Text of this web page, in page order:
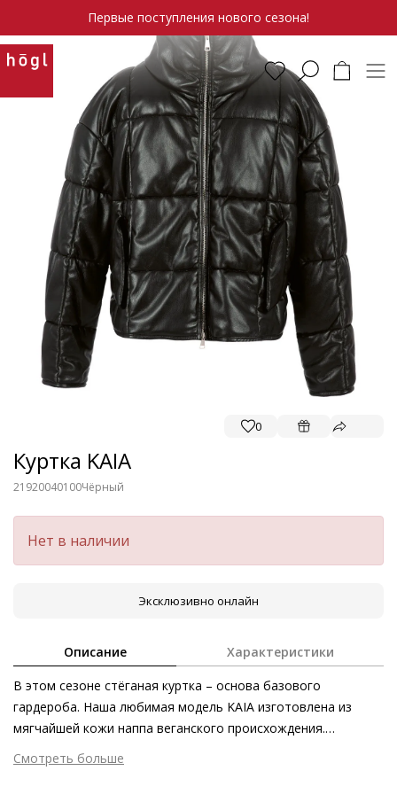
Первые поступления нового сезона!
0
Куртка KAIA
21920040100Чёрный
Нет в наличии
Эксклюзивно онлайн
Описание Характеристики
В этом сезоне стёганая куртка – основа базового
гардероба. Наша любимая модель KAIA изготовлена из
мягчайшей кожи наппа веганского происхождения.
Благодаря мягкой стёжке куртка сделает эффектным любой
образ. Объёмный крой модели позволяет сочетать её со
Смотреть больше